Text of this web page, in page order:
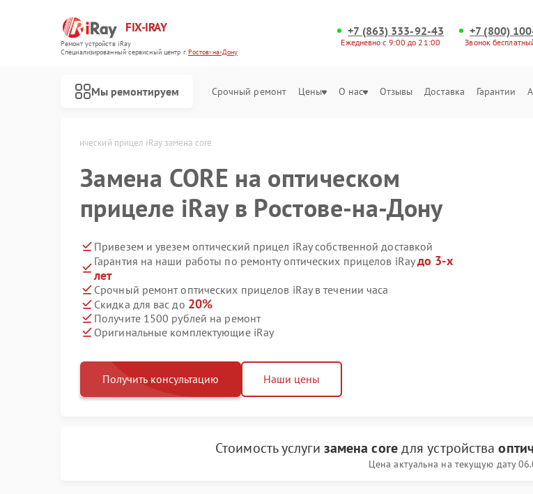
FIX-IRAY
Ремонт устройств iRay
Специализированный cервисный центр г.Ростов-на-Дону
+7 (863) 333-92-43
Ежедневно с 9:00 до 21:00
+7 (800)
Звонок
Мы ремонтируем Срочный ремонт Цены О нас Отзывы Доставка Гарантии
Оптический прицел iRay замена core
Замена CORE на оптическом
прицеле iRay в Ростове-на-Дону
Привезем и увезем оптический прицел iRay собственной доставкой
Гарантия на наши работы по ремонту оптических прицелов iRayдо 3-х
лет
Срочный ремонт оптических прицелов iRay в течении часа
Скидка для вас до 20%
Получите 1500 рублей на ремонт
Оригинальные комплектующие iRay
Получить консультацию Наши цены
Стоимость услуги замена coreдля устройства
Цена актуальна на текущую дату